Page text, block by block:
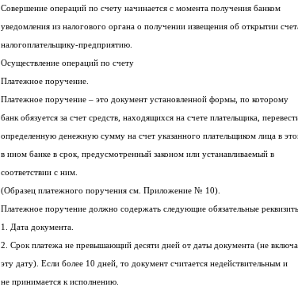
Совершение операций по счету начинается с момента получения банком
уведомления из налогового органа о получении извещения
налогоплательщику-предприятию.
Осуществление операций по счету
Платежное поручение.
Платежное поручение – это документ установленной формы, по которому
банк обязуется за счет средств, находящихся на счете плательщика,
в ином банке в срок, предусмотренный законом или устанавливаемый в
соответствии с ним.
(Образец платежного поручения см. Приложение № 10).
Платежное поручение должно содержать следующие обязательные
1. Дата документа.
2. Срок платежа не превышающий десяти дней от даты
эту дату). Если более 10 дней, то документ считается недействительным и
не принимается к исполнению.